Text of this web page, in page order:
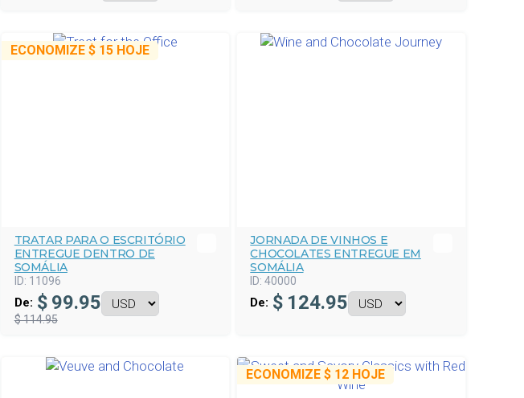
ECONOMIZE $ 15HOJE
TRATAR PARA O ESCRITÓRIO
ENTREGUE DENTRO DE
SOMÁLIA
ID: 11096
De: $ 99.95
$ 114.95
JORNADA DE VINHOS E
CHOCOLATES ENTREGUE EM
SOMÁLIA
ID: 40000
De: $ 124.95
ECONOMIZE$ 12 HOJE